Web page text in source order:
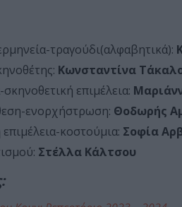
τραγούδι(αλφαβητικά):
Κωνσταντίνα
επιμέλεια:
ενορχήστρωση: Θοδωρής
κοστούμια: Σοφία
Στέλλα Κάλτσου